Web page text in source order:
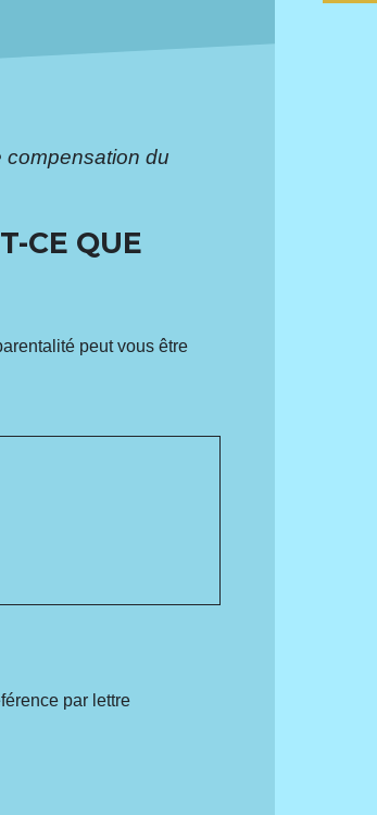
compensation du
CE QUE
peut vous être
par lettre